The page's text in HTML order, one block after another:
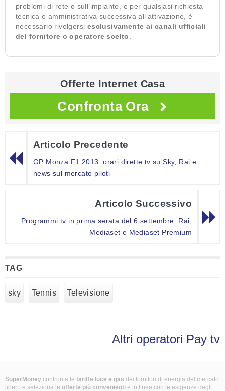
problemi di rete o sull’impianto, e per qualsiasi richiesta
tecnica o amministrativa successiva all’attivazione, è
necessario rivolgersi esclusivamente ai canali ufficiali
del fornitore o operatore scelto
Offerte Internet Casa
Confronta Ora
Articolo Precedente
GP Monza F1 2013: orari dirette tv su Sky, Rai e
news sul mercato piloti
Articolo Successivo
Programmi tv in prima serata del 6 settembre: Rai,
Mediaset e Mediaset Premium
TAG
sky Tennis Televisione
Altri operatori Pay tv
SuperMoney confronta le tariffe luce e gas dei fornitori di energia del mercato
libero e seleziona le offerte più convenienti e in linea con le esigenze degli